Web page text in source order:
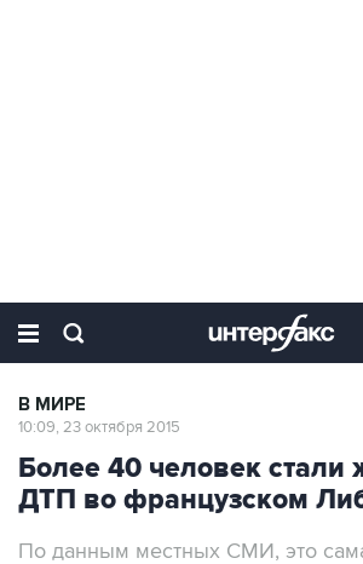
В МИРЕ
10:09, 23 октября 2015
Более 40 человек стали
ДТП во французском
По данным местных СМИ, это